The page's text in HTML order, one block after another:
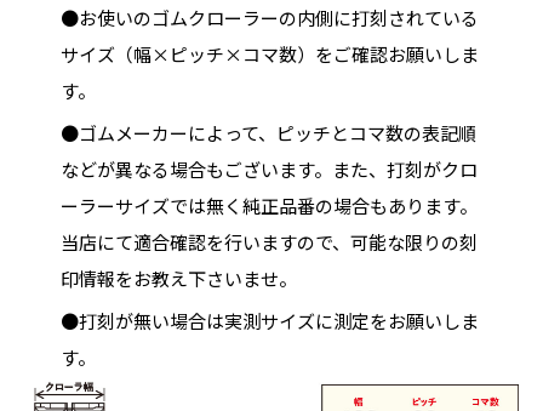
●お使いのゴムクローラーの内側に打刻されている
サイズ（幅×ピッチ×コマ数）をご確認お願いしま
す。
●ゴムメーカーによって、ピッチとコマ数の表記順
などが異なる場合もございます。また、打刻がクロ
ーラーサイズでは無く純正品番の場合もあります。
当店にて適合確認を行いますので、可能な限りの刻
印情報をお教え下さいませ。
●打刻が無い場合は実測サイズに測定をお願いしま
す。